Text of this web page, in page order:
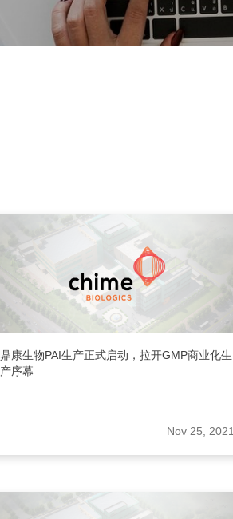
鼎康生物PAI生产正式启动，拉开GMP商业化生
产序幕
Nov 25, 2021